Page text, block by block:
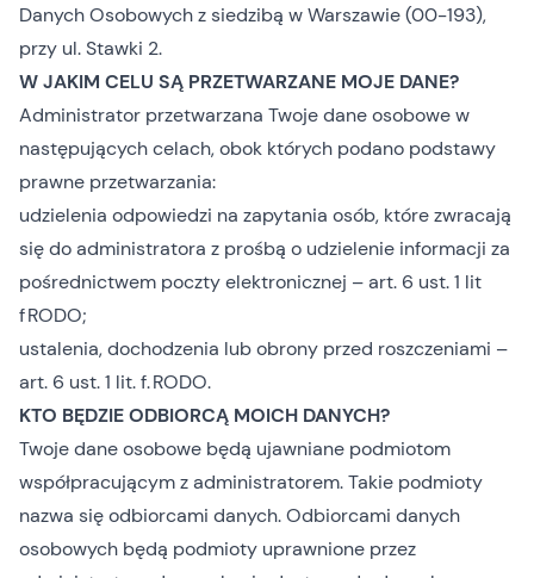
Danych Osobowych z siedzibą w Warszawie (00-193),
przy ul. Stawki 2.
W JAKIM CELU SĄ PRZETWARZANE MOJE DANE?
Administrator przetwarzana Twoje dane osobowe w
następujących celach, obok których podano podstawy
prawne przetwarzania:
udzielenia odpowiedzi na zapytania osób, które zwracają
się do administratora z prośbą o udzielenie informacji za
pośrednictwem poczty elektronicznej – art. 6 ust. 1 lit
f RODO;
ustalenia, dochodzenia lub obrony przed roszczeniami –
art. 6 ust. 1 lit. f. RODO.
KTO BĘDZIE ODBIORCĄ MOICH DANYCH?
Twoje dane osobowe będą ujawniane podmiotom
współpracującym z administratorem. Takie podmioty
nazwa się odbiorcami danych. Odbiorcami danych
osobowych będą podmioty uprawnione przez